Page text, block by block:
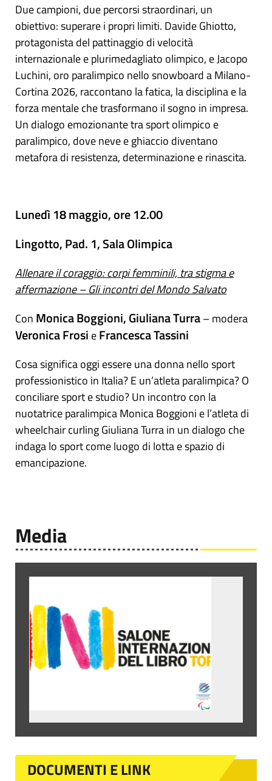
Due campioni, due percorsi straordinari, un
obiettivo: superare i propri limiti. Davide Ghiotto,
protagonista del pattinaggio di velocità
internazionale e plurimedagliato olimpico, e Jacopo
Luchini, oro paralimpico nello snowboard a Milano-
Cortina 2026, raccontano la fatica, la disciplina e la
forza mentale che trasformano il sogno in impresa.
Un dialogo emozionante tra sport olimpico e
paralimpico, dove neve e ghiaccio diventano
metafora di resistenza, determinazione e rinascita.
Lunedì 18 maggio, ore 12.00
Lingotto, Pad. 1, Sala Olimpica
Allenare il coraggio: corpi femminili, tra stigma e
affermazione – Gli incontri del Mondo Salvato
Con Monica Boggioni, Giuliana Turra– modera
Veronica Frosi eFrancesca Tassini
Cosa significa oggi essere una donna nello sport
professionistico in Italia? E un’atleta paralimpica? O
conciliare sport e studio? Un incontro con la
nuotatrice paralimpica Monica Boggioni e l’atleta di
wheelchair curling Giuliana Turra in un dialogo che
indaga lo sport come luogo di lotta e spazio di
emancipazione.
Media
DOCUMENTI E LINK